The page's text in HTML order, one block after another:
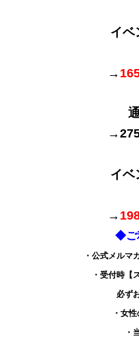
イベ
→
イベ
→
◆ご
・公式メルマ
・ 受付時【
必ず
・女
・